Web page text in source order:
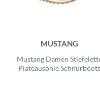
MUSTANG
Mustang Damen
Plateausohle Schnürboots